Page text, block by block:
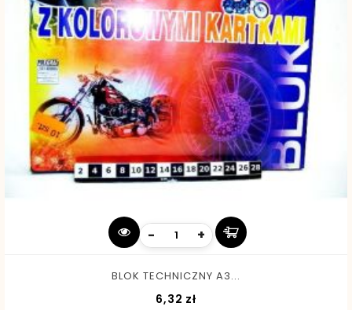
- +
BLOK TECHNICZNY A3...
6,32 zł